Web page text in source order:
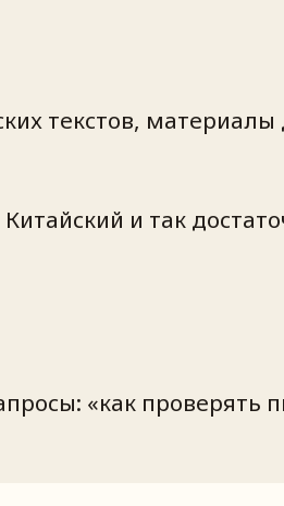
текстов, материалы
и так
«как проверять